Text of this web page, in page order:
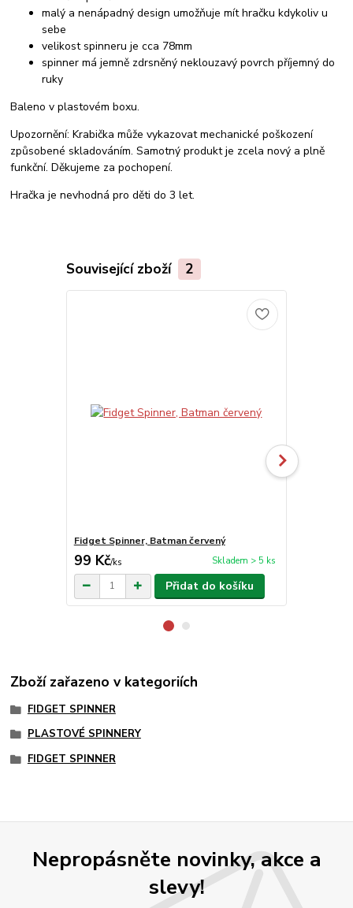
malý a nenápadný design umožňuje mít hračku kdykoliv u
sebe
velikost spinneru je cca 78mm
spinner má jemně zdrsněný neklouzavý povrch příjemný do
ruky
Baleno v plastovém boxu.
Upozornění: Krabička může vykazovat mechanické poškození
způsobené skladováním. Samotný produkt je zcela nový a plně
funkční. Děkujeme za pochopení.
Hračka je nevhodná pro děti do 3 let.
Související zboží 2
Fidget Spinner, Batman červený
99 Kč/ks Skladem > 5 ks
Přidat do košíku
Zboží zařazeno v kategoriích
FIDGET SPINNER
PLASTOVÉ SPINNERY
FIDGET SPINNER
Nepropásněte novinky, akce a
slevy!